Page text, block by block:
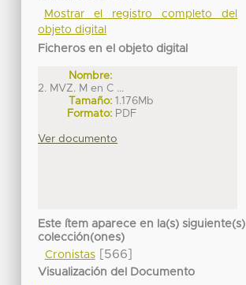
Mostrar el registro completo del
objeto digital
Ficheros en el objeto digital
Nombre:
2. MVZ. M en C ...
Tamaño: 1.176Mb
Formato: PDF
Ver documento
Este ítem aparece en la(s) siguiente(s)
colección(ones)
Cronistas[566]
Visualización del Documento